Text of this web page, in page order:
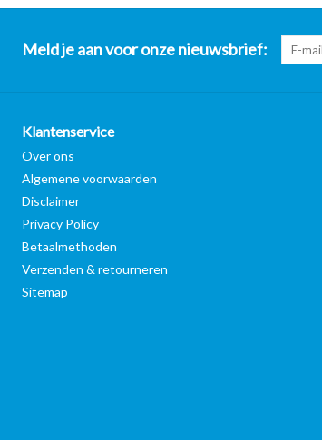
Meld je aan voor onze nieuwsbrief:
Klantenservice
Over ons
Algemene voorwaarden
Disclaimer
Privacy Policy
Betaalmethoden
Verzenden & retourneren
Sitemap